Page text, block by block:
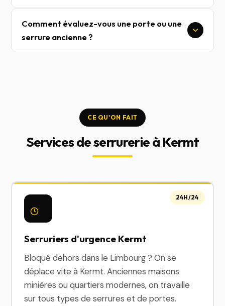
Comment évaluez-vous une porte ou une
serrure ancienne ?
CE QU'ON FAIT
Services de serrurerie à Kermt
Serruriers d'urgence Kermt
Bloqué dehors dans le Limbourg ? On se
déplace vite à Kermt. Anciennes maisons
minières ou quartiers modernes, on travaille
sur tous types de serrures et de portes.
24H/24